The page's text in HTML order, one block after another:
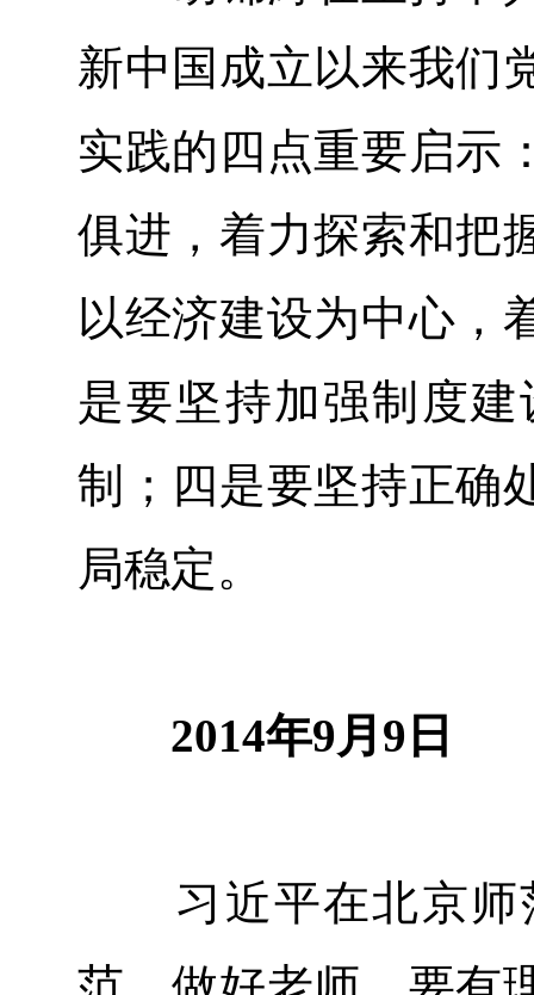
新中国成立以来我们
实践的四点重要启示
俱进，着力探索和把
以经济建设为中心，
是要坚持加强制度
制；四是要坚持正确
局稳定。
2014年9月9日
习近平在北京师